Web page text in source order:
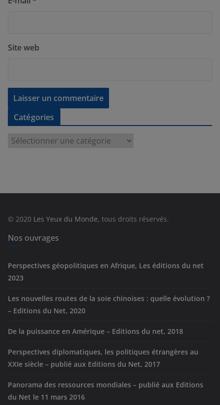
Site web
Catégories
e
© 2020 Les Yeux du Monde, tous droits réservés.
Nos ouvrages
Perspectives géopolitiques en Afrique, Les éditions du net
2023
Les nouvelles routes de la soie chinoises : quelle évolution ?
– Editions du Net, 2020
De la puissance en Amérique – Editions du net, 2018
Perspectives diplomatiques, les politiques étrangères au
XXIe siècle – publié aux Editions du Net, 2017
Panorama des ressources mondiales – publié aux Editions
du Net le 11 mars 2016